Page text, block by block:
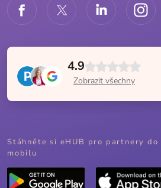
4.9
Zobrazit všechny
Stáhněte si eHUB pro partnery do
mobilu